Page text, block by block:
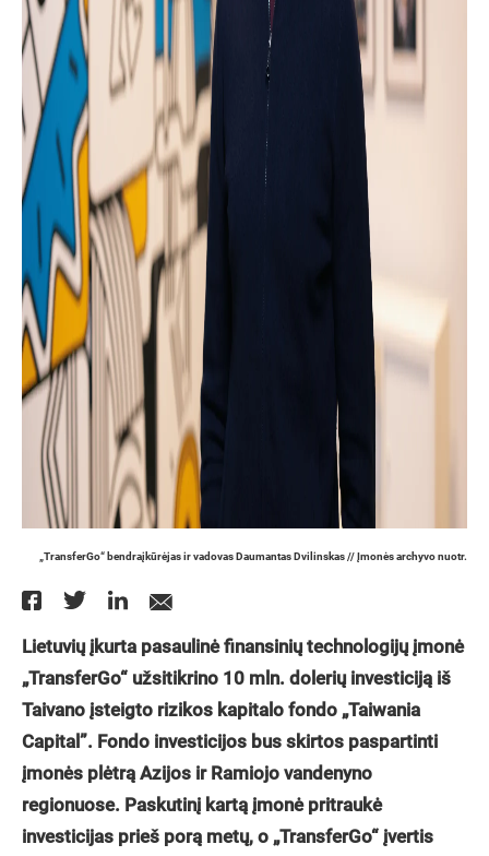
„TransferGo“ bendraįkūrėjas ir vadovas Daumantas Dvilinskas // Įmonės archyvo nuotr.
Lietuvių įkurta pasaulinė finansinių technologijų įmonė
„TransferGo“ užsitikrino 10 mln. dolerių investiciją iš
Taivano įsteigto rizikos kapitalo fondo „Taiwania
Capital”. Fondo investicijos bus skirtos paspartinti
įmonės plėtrą Azijos ir Ramiojo vandenyno
regionuose. Paskutinį kartą įmonė pritraukė
investicijas prieš porą metų, o „TransferGo“ įvertis